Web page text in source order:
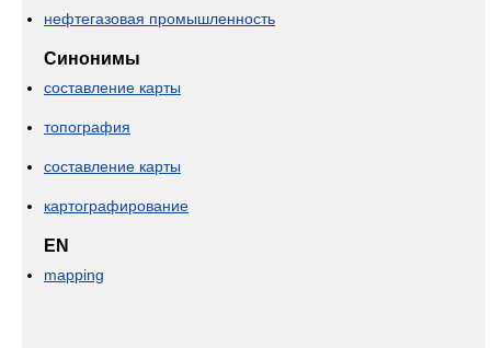
нефтегазовая промышленность
Синонимы
составление карты
топография
составление карты
картографирование
EN
mapping